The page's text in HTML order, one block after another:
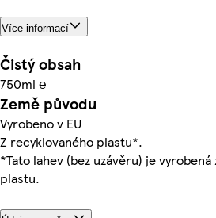
Více informací
Čistý obsah
750ml ℮
Země původu
Vyrobeno v EU
Z recyklovaného plastu*.
*Tato lahev (bez uzávěru) je
plastu.